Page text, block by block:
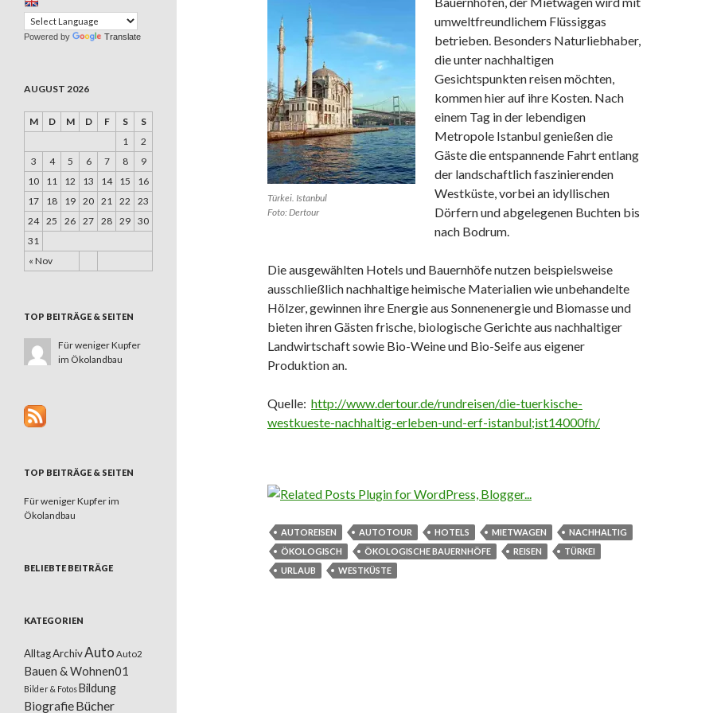
Türkei. Istanbul
Foto: Dertour
umweltfreundlichem Flüssiggas
betrieben. Besonders Naturliebhaber,
die unter nachhaltigen
Gesichtspunkten reisen möchten,
kommen hier auf ihre Kosten. Nach
einem Tag in der lebendigen
Metropole Istanbul genießen die
Gäste die entspannende Fahrt entlang
der landschaftlich faszinierenden
Westküste, vorbei an idyllischen
Dörfern und abgelegenen Buchten bis
nach Bodrum.
Die ausgewählten Hotels und Bauernhöfe nutzen beispielsweise
ausschließlich nachhaltige heimische Materialien wie unbehandelte
Hölzer, gewinnen ihre Energie aus Sonnenenergie und Biomasse und
bieten ihren Gästen frische, biologische Gerichte aus nachhaltiger
Landwirtschaft sowie Bio-Weine und Bio-Seife aus eigener
Produktion an.
Quelle: http://www.dertour.de/rundreisen/die-tuerkische-
westkueste-nachhaltig-erleben-und-erf-istanbul;ist14000fh/
AUTOREISEN AUTOTOUR HOTELS MIETWAGEN
NACHHALTIG
ÖKOLOGISCH
ÖKOLOGISCHE BAUERNHÖFE REISEN
TÜRKEI
URLAUB
WESTKÜSTE
Powered by Translate
AUGUST 2026
M D M D F S S
« Nov
1
2
3
4 5 6 7 8
9
10
11 12 13 14 15
16
17
18 19 20 21 22
23
24 25 26 27 28 29 30
31
TOP BEITRÄGE & SEITEN
Für weniger Kupfer
im Ökolandbau
TOP BEITRÄGE & SEITEN
Für weniger Kupfer im
Ökolandbau
BELIEBTE BEITRÄGE
KATEGORIEN
AlltagArchivAuto Auto2
Bauen & Wohnen01
Bilder & FotosBildung
BiografieBücher